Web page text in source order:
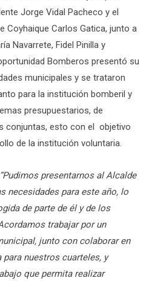
Jorge Vidal Pacheco y el
Coyhaique Carlos Gatica, junto a
Navarrete, Fidel Pinilla y
Bomberos presentó su
municipales y se trataron
para la institución bomberil y
presupuestarios, de
conjuntas, esto con el objetivo
de la institución voluntaria.
“Pudimos presentarnos al Alcalde
necesidades para este año, lo
de parte de él y de los
trabajar por un
junto con colaborar en
nuestros cuarteles, y
que permita realizar